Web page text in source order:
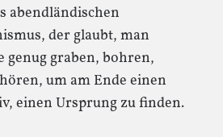
abendländischen
der glaubt, man
genug graben, bohren,
um am Ende einen
einen Ursprung zu finden.